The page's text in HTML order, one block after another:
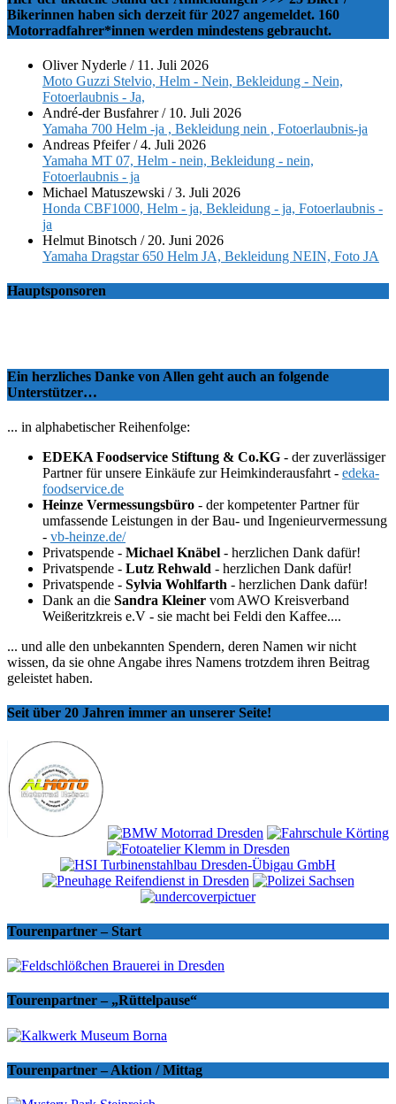
Bikerinnen haben sich derzeit für 2027 angemeldet. 160
Motorradfahrer*innen werden mindestens gebraucht.
Oliver Nyderle / 11. Juli 2026
Moto Guzzi Stelvio, Helm - Nein, Bekleidung - Nein,
Fotoerlaubnis - Ja,
André-der Busfahrer/ 10. Juli 2026
Yamaha 700 Helm -ja , Bekleidung nein , Fotoerlaubnis-ja
Andreas Pfeifer/4. Juli 2026
Yamaha MT 07, Helm - nein, Bekleidung - nein,
Fotoerlaubnis - ja
Michael Matuszewski /3. Juli 2026
Honda CBF1000, Helm - ja, Bekleidung - ja, Fotoerlaubnis -
ja
Helmut Binotsch / 20. Juni 2026
Yamaha Dragstar 650 Helm JA, Bekleidung NEIN, Foto JA
Hauptsponsoren
Ein herzliches Danke von Allen geht auch an folgende
Unterstützer…
... in alphabetischer Reihenfolge:
EDEKA Foodservice Stiftung & Co.KG - der zuverlässiger
Partner für unsere Einkäufe zur Heimkinderausfahrt - edeka-
foodservice.de
Heinze Vermessungsbüro - der kompetenter Partner für
umfassende Leistungen in der Bau- und Ingenieurvermessung
- vb-heinze.de/
Privatspende - Michael Knäbel - herzlichen Dank dafür!
Privatspende - Lutz Rehwald - herzlichen Dank dafür!
Privatspende - Sylvia Wohlfarth - herzlichen Dank dafür!
Dank an die Sandra Kleiner vom AWO Kreisverband
Weißeritzkreis e.V - sie macht bei Feldi den Kaffee....
... und alle den unbekannten Spendern, deren Namen wir nicht
wissen, da sie ohne Angabe ihres Namens trotzdem ihren Beitrag
geleistet haben.
Seit über 20 Jahren immer an unserer Seite!
Tourenpartner – Start
Tourenpartner – „Rüttelpause“
Tourenpartner – Aktion / Mittag